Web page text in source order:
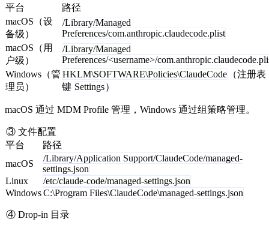
平台
路径
macOS（设
备级）
/Library/Managed
Preferences/com.anthropic.claudecode.plist
macOS（用
户级）
/Library/Managed
Preferences/<username>/
Windows（管
理员）
HKLM\SOFTWARE\Policies\ClaudeCode （注册表
键 Settings）
macOS 通过 MDM Profile 管理，Windows 通过组策略管理。
③ 文件配置
平台
路径
macOS
/Library/Application Support/ClaudeCode/managed-
settings.json
Linux
/etc/claude-code/managed-settings.json
WindowsC:\Program Files\ClaudeCode\managed-settings.json
④ Drop-in 目录